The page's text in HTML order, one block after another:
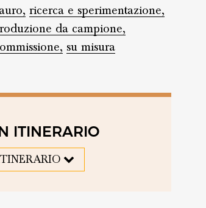
ricerca e sperimentazione,
da campione,
su misura
ITINERARIO